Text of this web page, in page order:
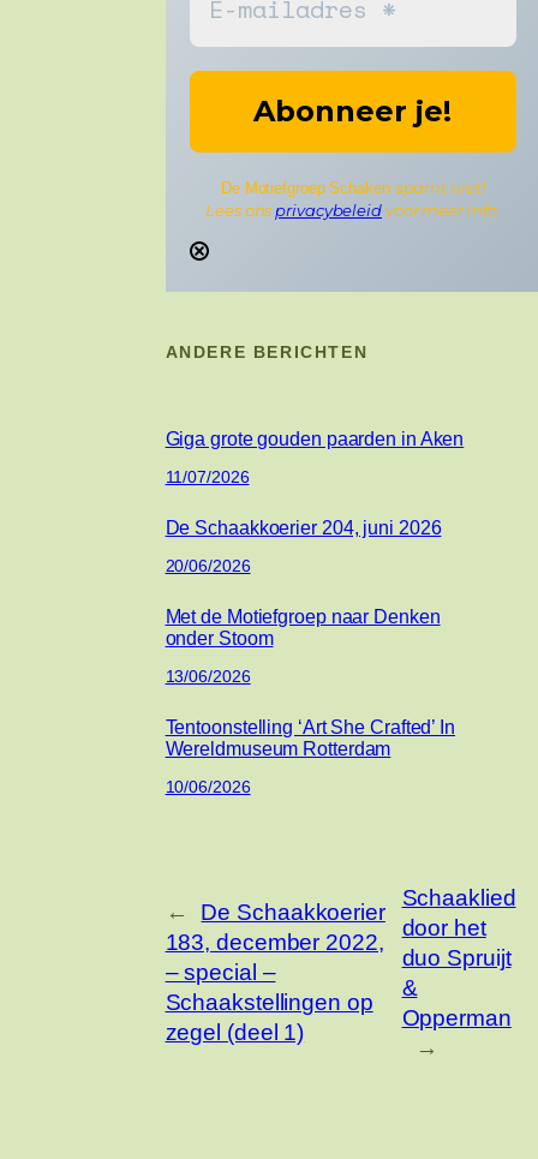
De Motiefgroep Schaken spamt niet!
Lees ons privacybeleidvoor meer info.
ANDERE BERICHTEN
Giga grote gouden paarden in Aken
11/07/2026
De Schaakkoerier 204, juni 2026
20/06/2026
Met de Motiefgroep naar Denken
onder Stoom
13/06/2026
Tentoonstelling ‘Art She Crafted’ In
Wereldmuseum Rotterdam
10/06/2026
←
De Schaakkoerier
183, december 2022,
– special –
Schaakstellingen op
zegel (deel 1)
Schaaklied
door het
duo Spruijt
&
Opperman
→